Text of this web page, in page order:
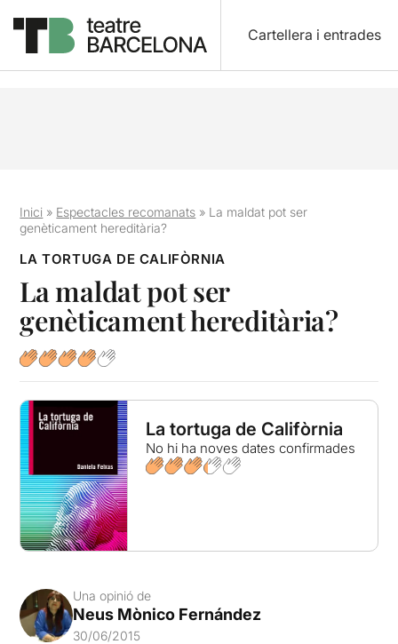
Cartellera i entrades
Inici » Espectacles recomanats » La maldat pot ser
genèticament hereditària?
LA TORTUGA DE CALIFÒRNIA
La maldat pot ser
genèticament hereditària?
La tortuga de Califòrnia
No hi ha noves dates confirmades
Una opinió de
Neus Mònico Fernández
30/06/2015